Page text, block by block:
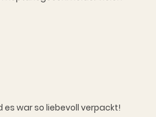
es war so liebevoll verpackt!